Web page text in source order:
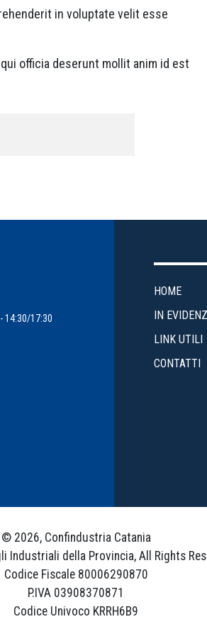
in voluptate velit esse
officia deserunt mollit anim id est
14:30/17:30
HOME
IN
LINK UTILI
CONTATTI
© 2026, Confindustria Catania
Industriali della Provincia, All Rights
Codice Fiscale 80006290870
P.IVA 03908370871
Codice Univoco KRRH6B9